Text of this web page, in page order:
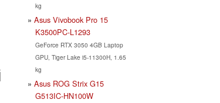
kg
Asus Vivobook Pro 15
K3500PC-L1293
GeForce RTX 3050 4GB Laptop
GPU, Tiger Lake i5-11300H, 1.65
kg
Asus ROG Strix G15
G513IC-HN100W